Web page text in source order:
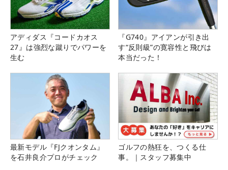
アディダス『コードカオス
27』は強烈な蹴りでパワーを
生む
『G740』アイアンが引き出
す“反則級”の寛容性と飛びは
本当だった！
最新モデル『FJクオンタム』
を石井良介プロがチェック
ゴルフの熱狂を、つくる仕
事。｜スタッフ募集中